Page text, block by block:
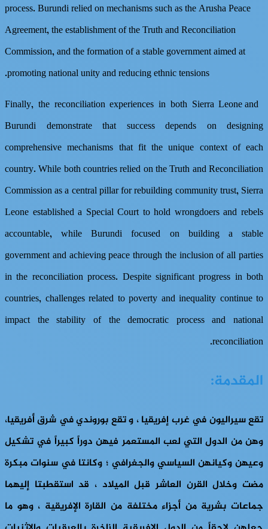
process. Burundi relied on mechanisms such as the Arusha Peace
Agreement, the establishment of the Truth and Reconciliation
Commission, and the formation of a stable government aimed at
promoting national unity and reducing ethnic tensions.
Finally, the reconciliation experiences in both Sierra Leone and
Burundi demonstrate that success depends on designing
comprehensive mechanisms that fit the unique context of each
country. While both countries relied on the Truth and Reconciliation
Commission as a central pillar for rebuilding community trust, Sierra
Leone established a Special Court to hold wrongdoers and rebels
accountable, while Burundi focused on building a stable
government and achieving peace through the inclusion of all parties
in the reconciliation process. Despite significant progress in both
countries, challenges related to poverty and inequality continue to
impact the stability of the democratic process and national
reconciliation.
المقدمة:
تقع سيراليون في غرب إفريقيا ، و تقع بوروندي في شرق أفريقيا،
وهن من الدول التي لعب المستعمر فيهن دوراً كبيراً في تشكيل
وعيهن وكيانهن السياسي والجغرافي ؛ وكانتا في سنوات مبكرة
مضت وخلال القرن العاشر قبل الميلاد ، قد استقطبتا إليهما
جماعات بشرية من أجزاء مختلفة من القارة الإفريقية ، وهو ما